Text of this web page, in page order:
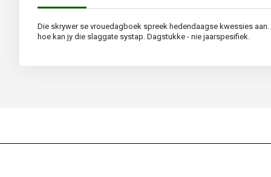
Die skrywer se vrouedagboek spreek hedendaagse kwessies
hoe kan jy die slaggate systap. Dagstukke - nie jaarspesifiek.